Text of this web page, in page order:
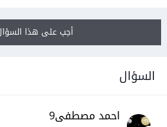
أجب على هذا
السؤال
احمد مصطفى9